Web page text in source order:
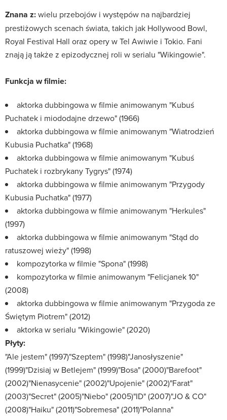
Znana z:wielu przebojów i występów na najbardziej
prestiżowych scenach świata, takich jak Hollywood Bowl,
Royal Festival Hall oraz opery w Tel Awiwie i Tokio. Fani
znają ją także z epizodycznej roli w serialu "Wikingowie".
Funkcja w filmie:
aktorka dubbingowa w filmie animowanym "Kubuś
Puchatek i miododajne drzewo" (1966)
aktorka dubbingowa w filmie animowanym "Wiatrodzień
Kubusia Puchatka" (1968)
aktorka dubbingowa w filmie animowanym "Kubuś
Puchatek i rozbrykany Tygrys" (1974)
aktorka dubbingowa w filmie animowanym "Przygody
Kubusia Puchatka" (1977)
aktorka dubbingowa w filmie animowanym "Herkules"
(1997)
aktorka dubbingowa w filmie animowanym "Stąd do
ratuszowej wieży" (1998)
kompozytorka w filmie "Spona" (1998)
kompozytorka w filmie animowanym "Felicjanek 10"
(2008)
aktorka dubbingowa w filmie animowanym "Przygoda ze
Świętym Piotrem" (2012)
aktorka w serialu "Wikingowie" (2020)
Płyty:
"Ale jestem" (1997)"Szeptem" (1998)"Janosłyszenie"
(1999)"Dzisiaj w Betlejem" (1999)"Bosa" (2000)"Barefoot"
(2002)"Nienasycenie" (2002)"Upojenie" (2002)"Farat"
(2003)"Secret" (2005)"Niebo" (2005)"ID" (2007)"JO & CO"
(2008)"Haiku" (2011)"Sobremesa" (2011)"Polanna"